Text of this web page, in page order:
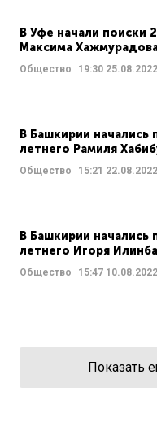
В Уфе начали поиски
Максима
Общество 19:30 25.08.2022
В Башкирии начались
летнего Рамиля
Общество 15:21 22.08.2022
В Башкирии начались
летнего Игоря
Общество 15:47 10.08.2022
Показать